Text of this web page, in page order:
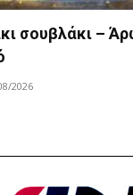
σουβλάκι –
2026